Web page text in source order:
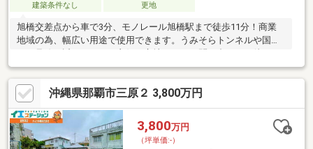
建築条件なし 更地
旭橋交差点から車で3分、モノレール旭橋駅まで徒歩11分！商業
地域の為、幅広い用途で使用できます。うみそらトンネルや国道
ております。
沖縄県那覇市三原２ 3,800万円
3,800万円
（坪単価:-）